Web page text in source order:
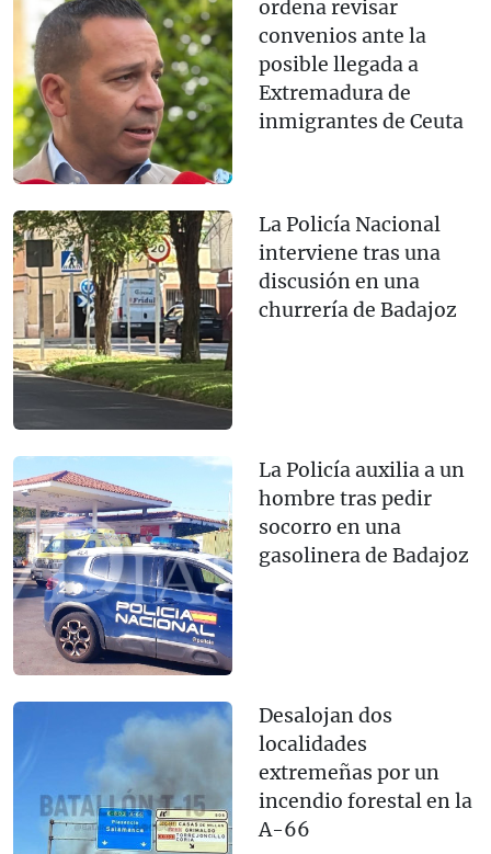
ordena revisar
convenios ante la
posible llegada a
Extremadura de
inmigrantes de Ceuta
La Policía Nacional
interviene tras una
discusión en una
churrería de Badajoz
La Policía auxilia a un
hombre tras pedir
socorro en una
gasolinera de Badajoz
Desalojan dos
localidades
extremeñas por un
incendio forestal en la
A-66